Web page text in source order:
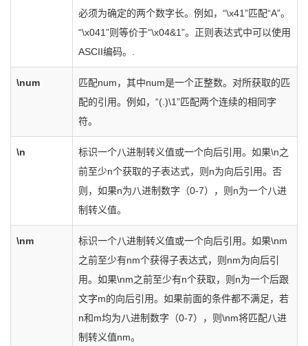
必须为确定的两个数字长。例如，“\x41”匹配“A”。
“\x041”则等价于“\x04&1”。正则表达式中可以使用
ASCII编码。.
\num
匹配num，其中num是一个正整数。对所获取的匹
配的引用。例如，“(.)\1”匹配两个连续的相同字
符。
\n
标识一个八进制转义值或一个向后引用。如果\n之
前至少n个获取的子表达式，则n为向后引用。否
则，如果n为八进制数字（0-7），则n为一个八进
制转义值。
\nm
标识一个八进制转义值或一个向后引用。如果\nm
之前至少有nm个获得子表达式，则nm为向后引
用。如果\nm之前至少有n个获取，则n为一个后跟
文字m的向后引用。如果前面的条件都不满足，若
n和m均为八进制数字（0-7），则\nm将匹配八进
制转义值nm。